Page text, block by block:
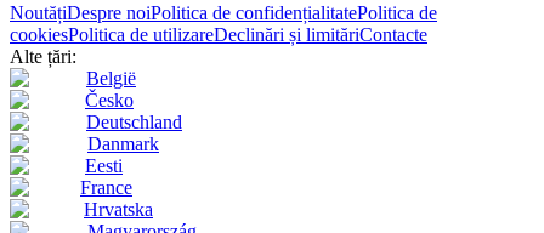
NoutățiDespre noiPolitica de confidențialitatePolitica de
cookiesPolitica de utilizareDeclinări și limităriContacte
Alte țări:
België
Česko
Deutschland
Danmark
Eesti
France
Hrvatska